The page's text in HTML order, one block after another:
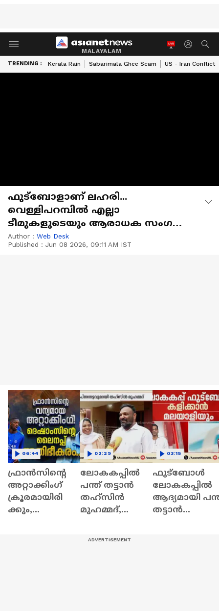
MALAYALAM
TRENDING : Kerala Rain Sabarimala Ghee Scam US - Iran Conflict
ഫുട്ബോളാണ് ലഹരി...
വെള്ളിപറമ്പിൽ എല്ലാ
ടീമുകളുടെയും ആരാധക സം​ഗമം,
കൂടെ ഫാൻസ് ഷോയും
Author : Web Desk
Published : Jun 08 2026, 09:11 AM IST
ഫ്രാന്‍സിന്റെ
അറ്റാക്കിംഗ്‌
ക്രൂരമായിരി
ക്കും,
06:44
ലോകകപ്പിൽ
പന്ത് തട്ടാൻ
തഹ്സിന്‍
മുഹമ്മദ്,
02:29
ഫുട്ബോ‍ൾ
ലോകകപ്പിൽ
ആദ്യമായി
തട്ടാൻ
03:15